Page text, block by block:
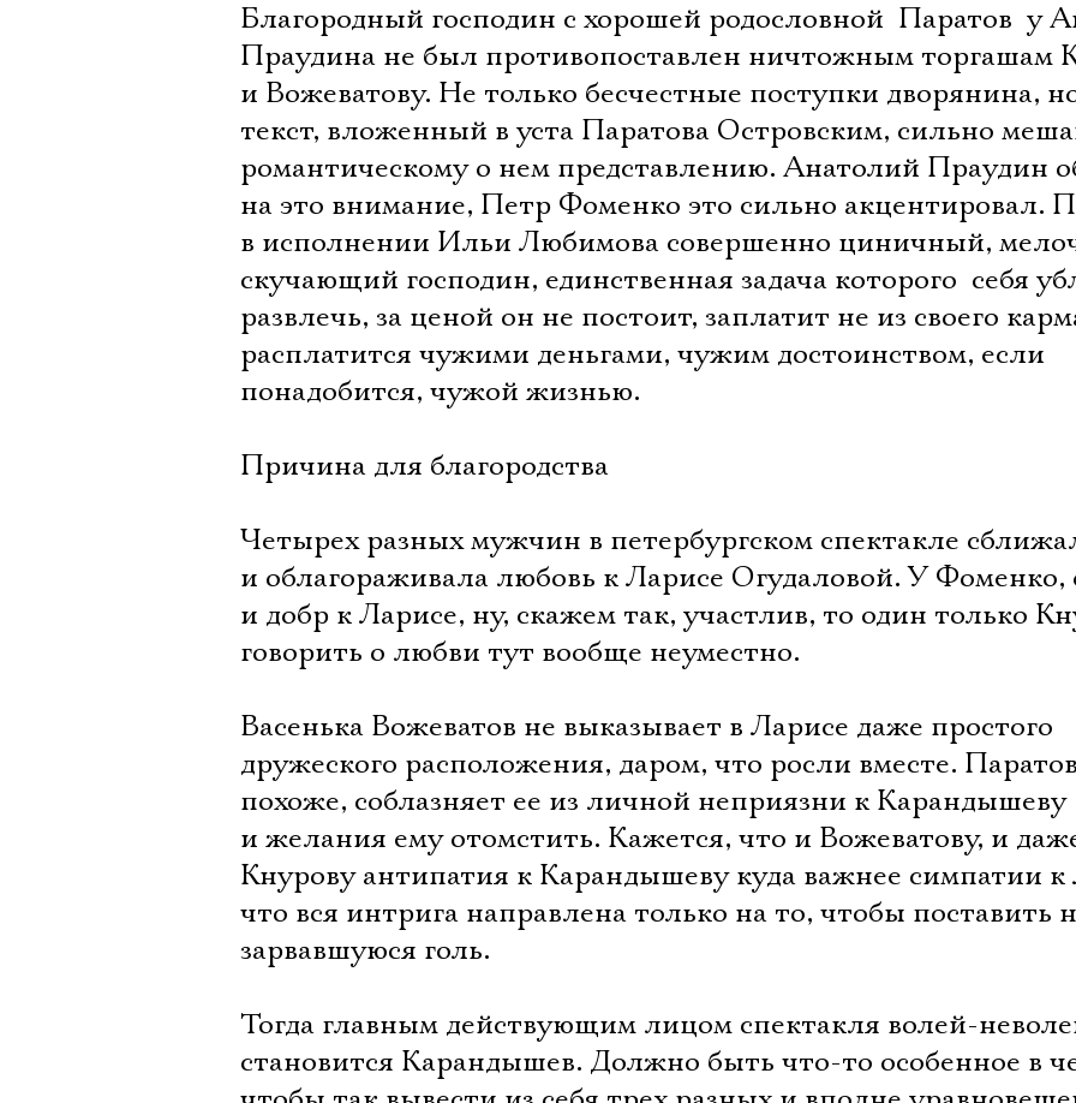
Благородный господин с хорошей родословной  Паратов  у
Праудина не был противопоставлен ничтожным торгашам
и Вожеватову. Не только бесчестные поступки дворянина,
текст, вложенный в уста Паратова Островским, сильно
романтическому о нем представлению. Анатолий Праудин
на это внимание, Петр Фоменко это сильно акцентировал.
в исполнении Ильи Любимова совершенно циничный,
скучающий господин, единственная задача которого  себя
развлечь, за ценой он не постоит, заплатит не из своего
расплатится чужими деньгами, чужим достоинством, если
понадобится, чужой жизнью.
Причина для благородства
Четырех разных мужчин в петербургском спектакле
и облагораживала любовь к Ларисе Огудаловой. У Фоменко,
и добр к Ларисе, ну, скажем так, участлив, то один только
говорить о любви тут вообще неуместно.
Васенька Вожеватов не выказывает в Ларисе даже простого
дружеского расположения, даром, что росли вместе.
похоже, соблазняет ее из личной неприязни к Карандышеву
и желания ему отомстить. Кажется, что и Вожеватову, и
Кнурову антипатия к Карандышеву куда важнее симпатии к
что вся интрига направлена только на то, чтобы поставить
зарвавшуюся голь.
Тогда главным действующим лицом спектакля волей-
становится Карандышев. Должно быть что-то особенное в
Имя
Ознакомиться